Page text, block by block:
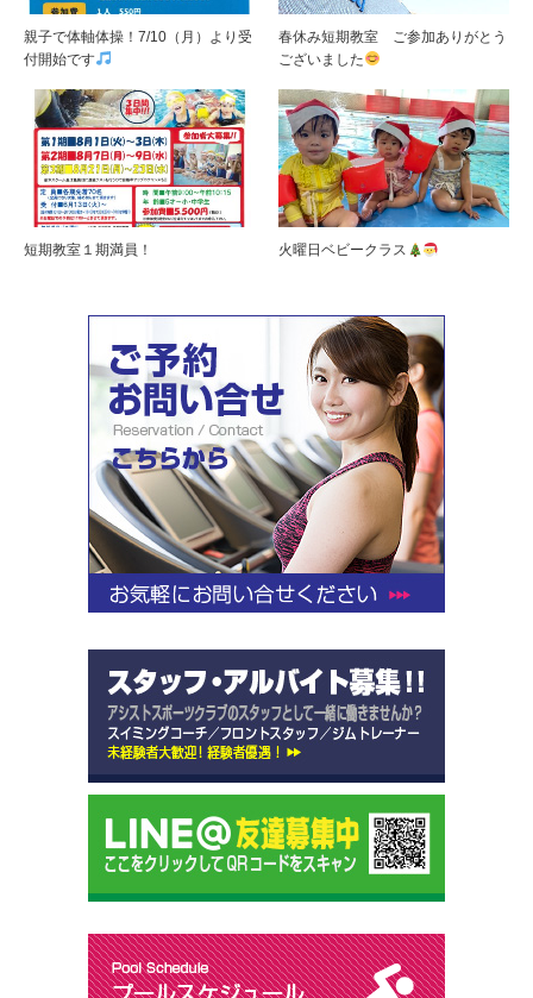
親子で体軸体操！7/10（月）より受
付開始です
春休み短期教室 ご参加ありがとう
ございました
短期教室１期満員！ 火曜日ベビークラス